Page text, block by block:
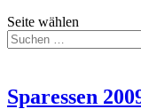
Seite wählen
Sparessen